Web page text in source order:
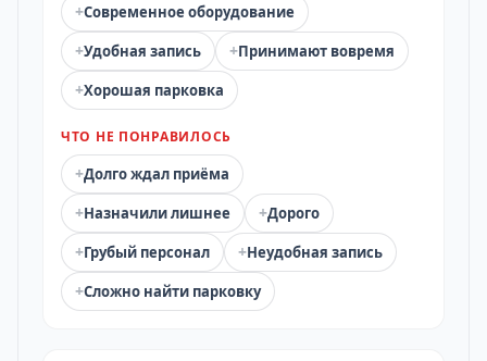
+Современное оборудование
+Удобная запись +Принимают вовремя
+Хорошая парковка
ЧТО НЕ ПОНРАВИЛОСЬ
+Долго ждал приёма
+Назначили лишнее +Дорого
+Грубый персонал +Неудобная запись
+Сложно найти парковку